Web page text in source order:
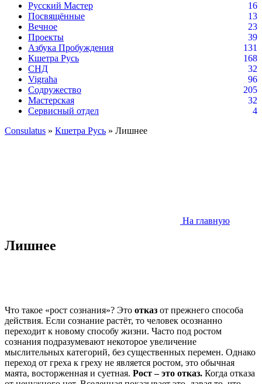
Русский Мастер
16
Посвящённые
13
Вечное
23
Проекты
39
Азбука Пробуждения
131
Кшетра Русь
168
СНД
32
Vigraha
96
Содружество
205
Мастерская
32
Сервисный отдел
4
Consulatus » Кшетра Русь » Лишнее
На главную
Лишнее
Что такое «рост сознания»? Это отказ от прежнего способа
действия. Если сознание растёт, то человек осознанно
переходит к новому способу жизни. Часто под ростом
сознания подразумевают некоторое увеличение
мыслительных категорий, без существенных перемен. Однако
переход от греха к греху не является ростом, это обычная
маята, восторженная и суетная. Рост – это отказ. Когда отказа